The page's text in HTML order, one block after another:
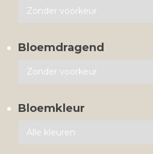
Bloemdragend
Bloemkleur